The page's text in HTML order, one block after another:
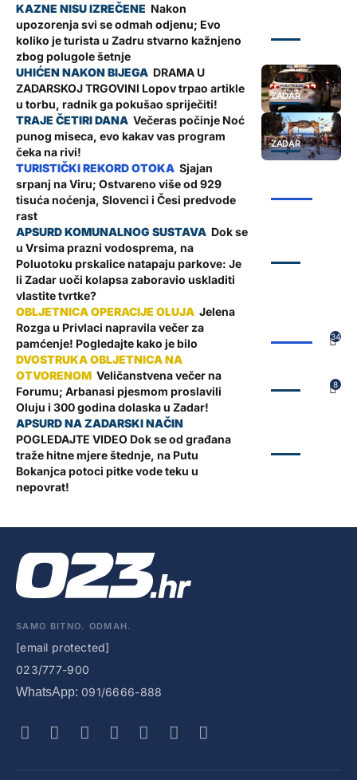
Nakon
upozorenja svi se odmah odjenu; Evo
koliko je turista u Zadru stvarno kažnjeno
zbog polugole šetnje
ZADAR
DRAMA U
ZADARSKOJ TRGOVINI Lopov trpao artikle
u torbu, radnik ga pokušao spriječiti!
ZADAR
Večeras počinje Noć
punog miseca, evo kakav vas program
čeka na rivi!
Sjajan
srpanj na Viru; Ostvareno više od 929
tisuća noćenja, Slovenci i Česi predvode
rast
Dok se
u Vrsima prazni vodosprema, na
Poluotoku prskalice natapaju parkove: Je
li Zadar uoči kolapsa zaboravio uskladiti
vlastite tvrtke?
34
Jelena
Rozga u Privlaci napravila večer za
pamćenje! Pogledajte kako je bilo
8
Veličanstvena večer na
Forumu; Arbanasi pjesmom proslavili
Oluju i 300 godina dolaska u Zadar!
POGLEDAJTE VIDEO Dok se od građana
traže hitne mjere štednje, na Putu
Bokanjca potoci pitke vode teku u
nepovrat!
SAMO BITNO. ODMAH.
[email protected]
023/777-900
WhatsApp: 091/6666-888